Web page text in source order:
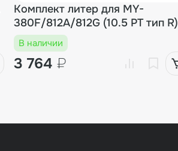
Комплект литер для MY-
380F/812A/812G (10.5 PT тип R)
В наличии
3 764 ₽